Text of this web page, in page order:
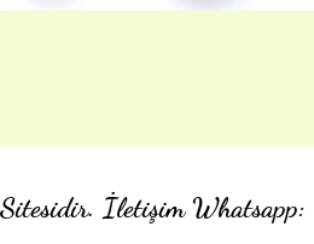
Sitesidir. İletişim